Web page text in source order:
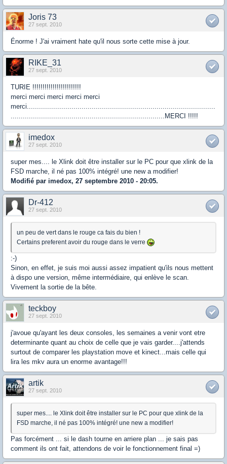
Joris 73
27 sept. 2010
Énorme ! J'ai vraiment hate qu'il nous sorte cette mise à jour.
RIKE_31
27 sept. 2010
TURIE !!!!!!!!!!!!!!!!!!!!!!!!
merci merci merci merci merci
merci.............................................................................................
............................................................................MERCI !!!!!
imedox
27 sept. 2010
super mes.... le Xlink doit être installer sur le PC pour que xlink de la
FSD marche, il né pas 100% intégré! une new a modifier!
Modifié par imedox, 27 septembre 2010 - 20:05.
Dr-412
27 sept. 2010
un peu de vert dans le rouge ca fais du bien !
Certains preferent avoir du rouge dans le verre
:-)
Sinon, en effet, je suis moi aussi assez impatient qu'ils nous mettent
à dispo une version, même intermédiaire, qui enlève le scan.
Vivement la sortie de la bête.
teckboy
27 sept. 2010
j'avoue qu'ayant les deux consoles, les semaines a venir vont etre
determinante quant au choix de celle que je vais garder....j'attends
surtout de comparer les playstation move et kinect...mais celle qui
lira les mkv aura un enorme avantage!!!
artik
27 sept. 2010
super mes.... le Xlink doit être installer sur le PC pour que xlink de la
FSD marche, il né pas 100% intégré! une new a modifier!
Pas forcément ... si le dash tourne en arriere plan ... je sais pas
comment ils ont fait, attendons de voir le fonctionnement final =)